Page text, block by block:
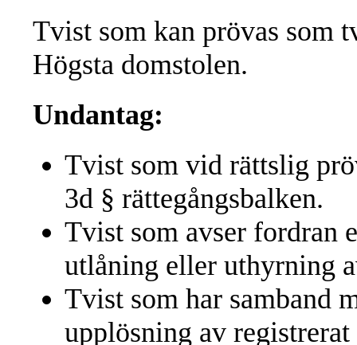
Tvist som kan prövas som
Högsta domstolen.
Undantag:
Tvist som vid rättslig
3d § rättegångsbalken.
Tvist som avser fordran
utlåning eller uthyrning
Tvist som har samband
upplösning av